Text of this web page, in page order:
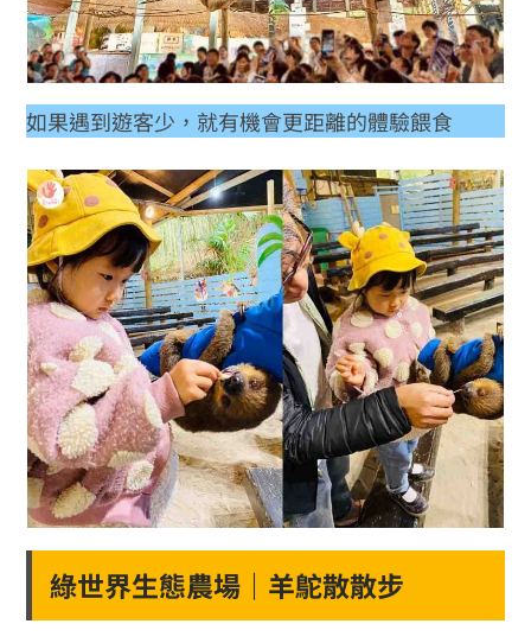
如果遇到遊客少，就有機會更距離的體驗餵食
綠世界生態農場｜羊鴕散散步